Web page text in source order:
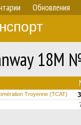
Обновления
18M
Troyenne (TCAT)